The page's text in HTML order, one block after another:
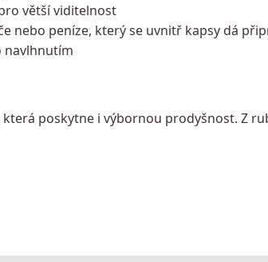
větší viditelnost
nebo peníze, který se uvnitř kapsy dá
navlhnutím
poskytne i výbornou prodyšnost. Z